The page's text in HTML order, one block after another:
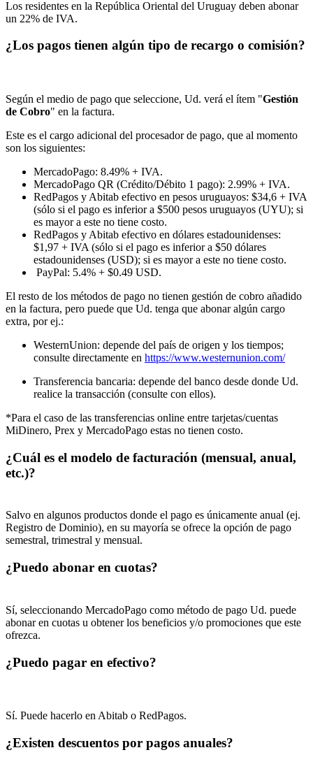
Los residentes en la República Oriental del Uruguay deben abonar
un 22% de IVA.
¿Los pagos tienen algún tipo de recargo o comisión?
Según el medio de pago que seleccione, Ud. verá el ítem "Gestión
de Cobro" en la factura.
Este es el cargo adicional del procesador de pago, que al momento
son los siguientes:
MercadoPago: 8.49% + IVA.
MercadoPago QR (Crédito/Débito 1 pago): 2.99% + IVA.
RedPagos y Abitab efectivo en pesos uruguayos: $34,6 + IVA
(sólo si el pago es inferior a $500 pesos uruguayos (UYU); si
es mayor a este no tiene costo.
RedPagos y Abitab efectivo en dólares estadounidenses:
$1,97 + IVA (sólo si el pago es inferior a $50 dólares
estadounidenses (USD); si es mayor a este no tiene costo.
PayPal: 5.4% + $0.49 USD.
El resto de los métodos de pago no tienen gestión de cobro añadido
en la factura, pero puede que Ud. tenga que abonar algún cargo
extra, por ej.:
WesternUnion: depende del país de origen y los tiempos;
consulte directamente en https://www.westernunion.com/
Transferencia bancaria: depende del banco desde donde Ud.
realice la transacción (consulte con ellos).
*Para el caso de las transferencias online entre tarjetas/cuentas
MiDinero, Prex y MercadoPago estas no tienen costo.
¿Cuál es el modelo de facturación (mensual, anual,
etc.)?
Salvo en algunos productos donde el pago es únicamente anual (ej.
Registro de Dominio), en su mayoría se ofrece la opción de pago
semestral, trimestral y mensual.
¿Puedo abonar en cuotas?
Sí, seleccionando MercadoPago como método de pago Ud. puede
abonar en cuotas u obtener los beneficios y/o promociones que este
ofrezca.
¿Puedo pagar en efectivo?
Sí. Puede hacerlo en Abitab o RedPagos.
¿Existen descuentos por pagos anuales?